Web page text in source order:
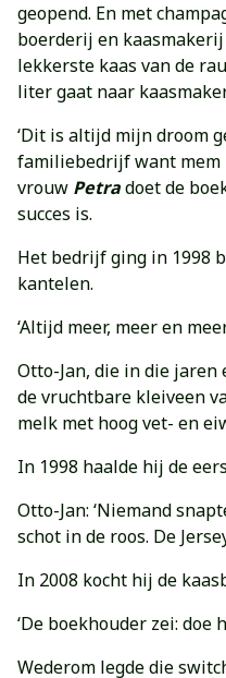
geopend. En met
boerderij en
lekkerste kaas van de
liter gaat naar
‘Dit is altijd mijn droom
familiebedrijf want mem
vrouw Petradoet de
succes is.
Het bedrijf ging in 1998
kantelen.
‘Altijd meer, meer en
Otto-Jan, die in die
de vruchtbare kleiveen
melk met hoog vet- en
In 1998 haalde hij de
Otto-Jan: ‘Niemand
schot in de roos. De
In 2008 kocht hij de
‘De boekhouder zei:
Wederom legde die